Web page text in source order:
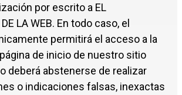
por escrito a EL
LA WEB. En todo caso, el
permitirá el acceso a la
de inicio de nuestro sitio
deberá abstenerse de realizar
o indicaciones falsas, inexactas